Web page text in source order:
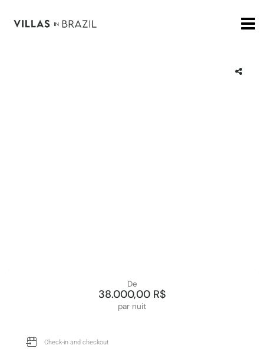
De
38.000,00 R$
par nuit